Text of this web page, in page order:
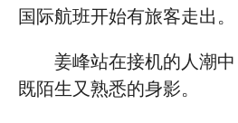
国际航班开始有旅客走出。
姜峰站在接机的人潮
既陌生又熟悉的身影。